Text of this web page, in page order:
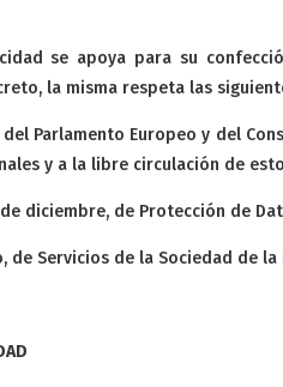
se apoya para su
la misma respeta las
del Parlamento Europeo y del
y a la libre circulación de
diciembre, de Protección de
de Servicios de la Sociedad de